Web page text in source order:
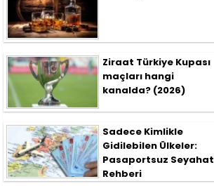
Ziraat Türkiye Kupası
maçları hangi
kanalda? (2026)
Sadece Kimlikle
Gidilebilen Ülkeler:
Pasaportsuz Seyahat
Rehberi